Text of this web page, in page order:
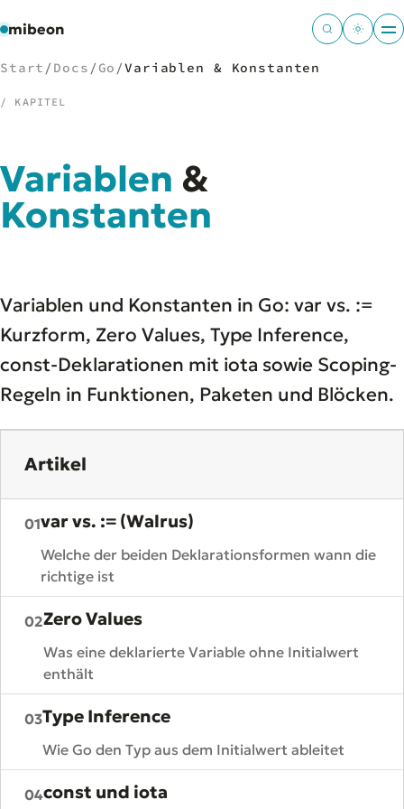
mibeon
Start
02MB
05 Docs
Tools
07Welten
Start / Docs /Go /Variablen & Konstanten
/ KAPITEL
Variablen &
Konstanten
Variablen und Konstanten in Go: var vs. :=
Kurzform, Zero Values, Type Inference,
const-Deklarationen mit iota sowie Scoping-
Regeln in Funktionen, Paketen und Blöcken.
Artikel
01var vs. := (Walrus)
Welche der beiden Deklarationsformen wann die
richtige ist
02Zero Values
Was eine deklarierte Variable ohne Initialwert
enthält
03Type Inference
Wie Go den Typ aus dem Initialwert ableitet
04const und iota